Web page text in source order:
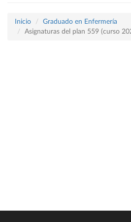
Inicio
Graduado en Enfermería
Asignaturas del plan 559 (curso